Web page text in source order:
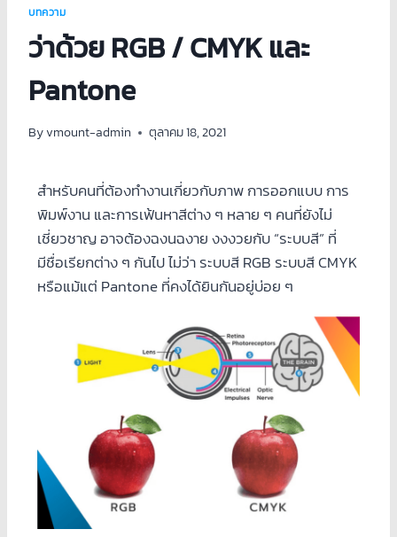
บทความ
ว่าด้วย RGB / CMYK และ
Pantone
Byvmount-admin ตุลาคม 18, 2021
สำหรับคนที่ต้องทำงานเกี่ยวกับภาพ การออกแบบ การ
พิมพ์งาน และการเฟ้นหาสีต่าง ๆ หลาย ๆ คนที่ยังไม่
เชี่ยวชาญ อาจต้องฉงนฉงาย งงงวยกับ “ระบบสี” ที่
มีชื่อเรียกต่าง ๆ กันไป ไม่ว่า ระบบสี RGB ระบบสี CMYK
หรือแม้แต่ Pantone ที่คงได้ยินกันอยู่บ่อย ๆ